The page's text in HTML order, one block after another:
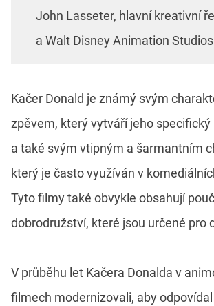
John Lasseter, hlavní kreativní
a Walt Disney Animation Studios
Kačer Donald je známý svým
zpěvem, který vytváří jeho specifický
a také svým vtipným a šarmantním
který je často využíván v
Tyto filmy také obvykle obsahují
dobrodružství, které jsou určené pro
V průběhu let Kačera Donalda v
filmech modernizovali, aby